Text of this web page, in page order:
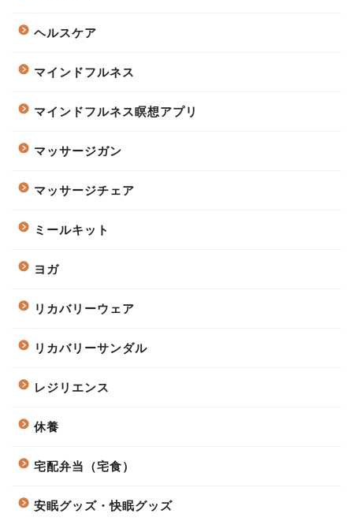
ヘルスケア
マインドフルネス
マインドフルネス瞑想アプリ
マッサージガン
マッサージチェア
ミールキット
ヨガ
リカバリーウェア
リカバリーサンダル
レジリエンス
休養
宅配弁当（宅食）
安眠グッズ・快眠グッズ